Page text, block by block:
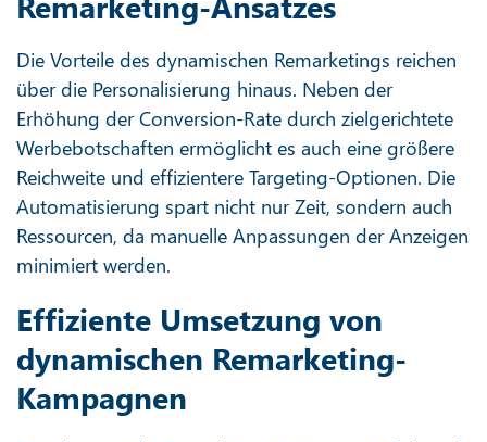
Die Vorteile des dynamischen Remarketings reichen
über die Personalisierung hinaus. Neben der
Erhöhung der Conversion-Rate durch zielgerichtete
Werbebotschaften ermöglicht es auch eine größere
Reichweite und effizientere Targeting-Optionen. Die
Automatisierung spart nicht nur Zeit, sondern auch
Ressourcen, da manuelle Anpassungen der Anzeigen
minimiert werden.
Effiziente Umsetzung von
dynamischen Remarketing-
Kampagnen